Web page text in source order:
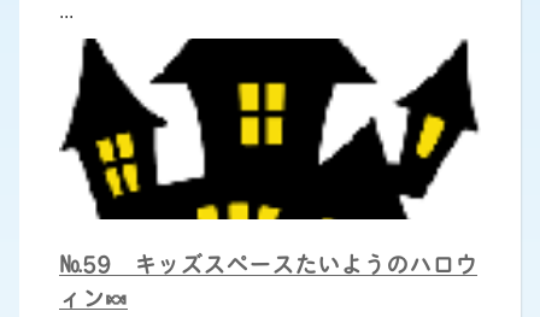
...
№59 キッズスペースたいようのハロウ
ィン🍬